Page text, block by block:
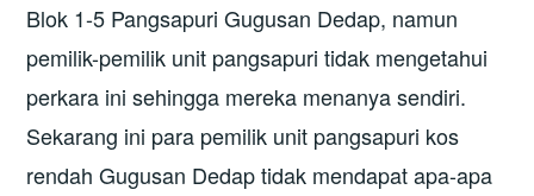
Blok 1-5 Pangsapuri Gugusan Dedap, namun
pemilik-pemilik unit pangsapuri tidak mengetahui
perkara ini sehingga mereka menanya sendiri.
Sekarang ini para pemilik unit pangsapuri kos
rendah Gugusan Dedap tidak mendapat apa-apa